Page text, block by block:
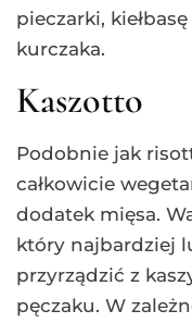
pieczarki,
kurczaka.
Kaszotto
Podobnie jak
całkowicie
dodatek mięsa.
który najbardziej
przyrządzić z
pęczaku. W